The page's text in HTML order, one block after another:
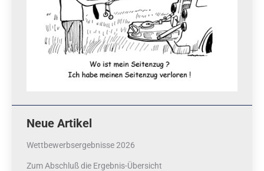
Neue Artikel
Wettbewerbsergebnisse 2026
Zum Abschluß die Ergebnis-Übersicht